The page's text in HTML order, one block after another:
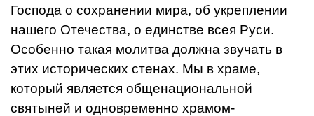
Господа о сохранении мира, об укреплении
нашего Отечества, о единстве всея Руси.
Особенно такая молитва должна звучать в
этих исторических стенах. Мы в храме,
который является общенациональной
святыней и одновременно храмом-